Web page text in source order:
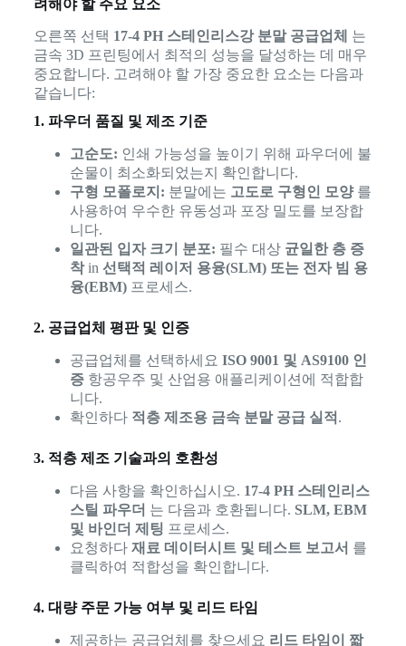
려해야 할 주요 요소
오른쪽 선택 17-4 PH 스테인리스강 분말 공급업체
는
금속 3D 프린팅에서 최적의 성능을 달성하는 데 매우
중요합니다. 고려해야 할 가장 중요한 요소는 다음과
같습니다:
1. 파우더 품질 및 제조 기준
고순도: 인쇄 가능성을 높이기 위해 파우더에 불
순물이 최소화되었는지 확인합니다.
구형 모폴로지: 분말에는 고도로 구형인 모양를
사용하여 우수한 유동성과 포장 밀도를 보장합
니다.
일관된 입자 크기 분포: 필수 대상 균일한 층 증
착in 선택적 레이저 용융(SLM) 또는 전자 빔 용
융(EBM)프로세스.
2. 공급업체 평판 및 인증
공급업체를 선택하세요 ISO 9001 및 AS9100 인
증항공우주 및 산업용 애플리케이션에 적합합
니다.
확인하다 적층 제조용 금속 분말 공급 실적 .
3. 적층 제조 기술과의 호환성
다음 사항을 확인하십시오. 17-4 PH 스테인리스
스틸 파우더 는 다음과 호환됩니다. SLM, EBM
및 바인더 제팅 프로세스.
요청하다 재료 데이터시트 및 테스트 보고서 를
클릭하여 적합성을 확인합니다.
4. 대량 주문 가능 여부 및 리드 타임
제공하는 공급업체를 찾으세요 리드 타임이 짧